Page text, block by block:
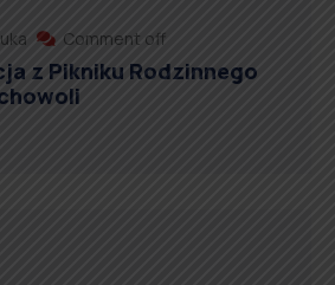
Comment off
z Pikniku Rodzinnego